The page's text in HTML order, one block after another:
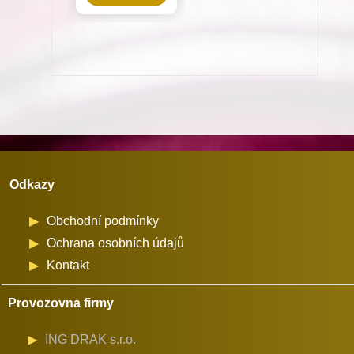
Odkazy
Obchodní podmínky
Ochrana osobních údajů
Kontakt
Provozovna firmy
ING DRAK s.r.o.